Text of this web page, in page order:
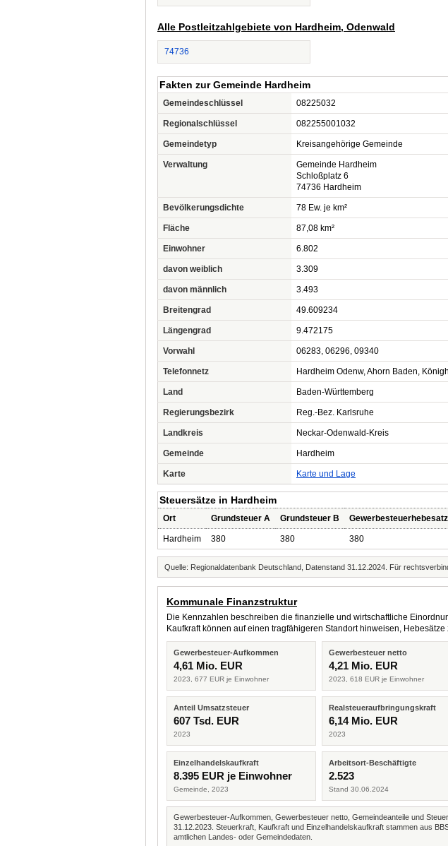
Alle Postleitzahlgebiete von Hardheim, Odenwald
74736
Fakten zur Gemeinde Hardheim
Gemeindeschlüssel 08225032
Regionalschlüssel 082255001032
Gemeindetyp Kreisangehörige Gemeinde
Verwaltung
Gemeinde Hardheim
Schloßplatz 6
74736 Hardheim
Bevölkerungsdichte 78 Ew. je km²
Fläche 87,08 km²
Einwohner 6.802
davon weiblich 3.309
davon männlich 3.493
Breitengrad 49.609234
Längengrad 9.472175
Vorwahl 06283, 06296, 09340
Telefonnetz Hardheim Odenw, Ahorn Baden,
Land Baden-Württemberg
Regierungsbezirk Reg.-Bez. Karlsruhe
Landkreis Neckar-Odenwald-Kreis
Gemeinde Hardheim
Karte Karte und Lage
Steuersätze in Hardheim
Ort Grundsteuer A Grundsteuer B Gewerbesteuerhebesatz
Hardheim 380 380 380
Quelle: Regionaldatenbank Deutschland, Datenstand 31.12.2024. Für
Kommunale Finanzstruktur
Die Kennzahlen beschreiben die finanzielle und wirtschaftliche
Kaufkraft können auf einen tragfähigeren Standort hinweisen,
Gewerbesteuer-Aufkommen
4,61 Mio. EUR
2023, 677 EUR je Einwohner
Gewerbesteuer netto
4,21 Mio. EUR
2023, 618 EUR je Einwohner
Anteil Umsatzsteuer
607 Tsd. EUR
2023
Realsteueraufbringungskraft
6,14 Mio. EUR
2023
Einzelhandelskaufkraft
8.395 EUR je Einwohner
Gemeinde, 2023
Arbeitsort-Beschäftigte
2.523
Stand 30.06.2024
Gewerbesteuer-Aufkommen, Gewerbesteuer netto, Gemeindeanteile und
31.12.2023. Steuerkraft, Kaufkraft und Einzelhandelskaufkraft stammen aus
amtlichen Landes- oder Gemeindedaten.